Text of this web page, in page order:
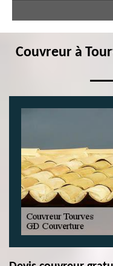
Couvreur à